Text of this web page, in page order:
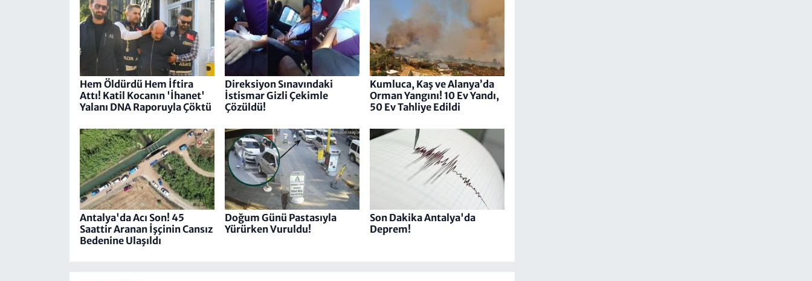
Hem Öldürdü Hem İftira
Attı! Katil Kocanın 'İhanet'
Yalanı DNA Raporuyla Çöktü
Direksiyon Sınavındaki
İstismar Gizli Çekimle
Çözüldü!
Kumluca, Kaş ve Alanya’da
Orman Yangını! 10 Ev Yandı,
50 Ev Tahliye Edildi
Antalya'da Acı Son! 45
Saattir Aranan İşçinin Cansız
Bedenine Ulaşıldı
Doğum Günü Pastasıyla
Yürürken Vuruldu!
Son Dakika Antalya'da
Deprem!